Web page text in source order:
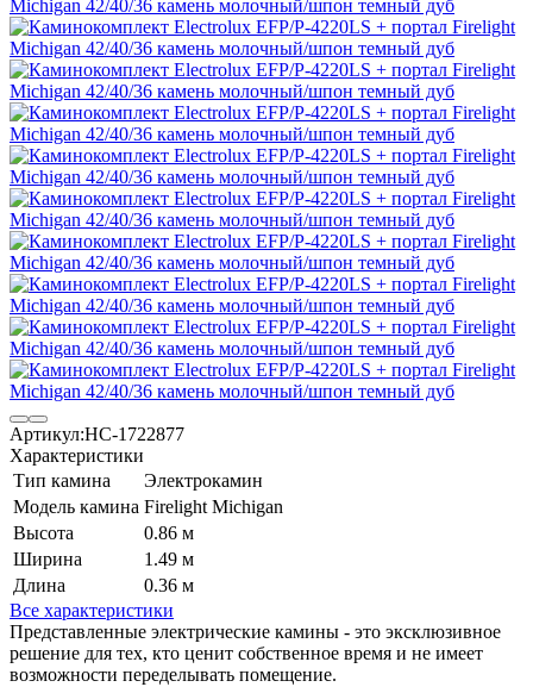
Артикул:НС-1722877
Характеристики
Тип камина
Электрокамин
Модель камина Firelight Michigan
Высота
0.86 м
Ширина
1.49 м
Длина
0.36 м
Все характеристики
Представленные электрические камины - это эксклюзивное
решение для тех, кто ценит собственное время и не имеет
возможности переделывать помещение.